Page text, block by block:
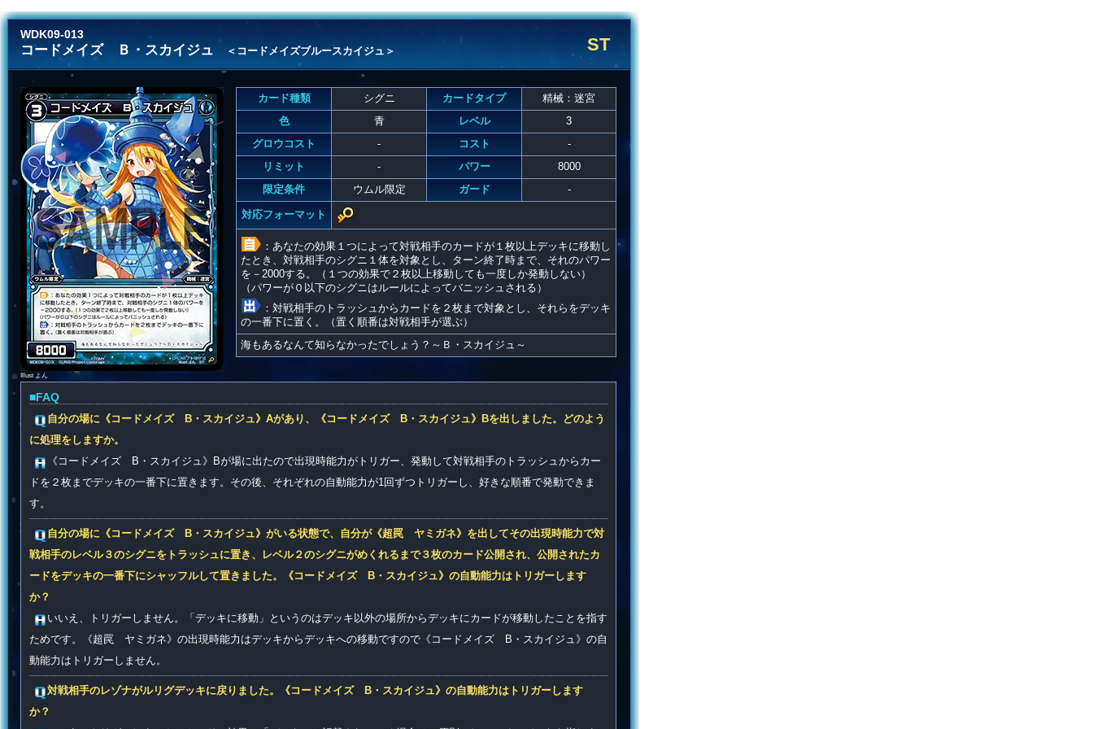
WDK09-013
コードメイズ Ｂ・スカイジュ ＜コードメイズブルースカイジュ＞ ST
Illust よん
カード種類 シグニ カードタイプ
精械：迷宮
色
青 レベル
3
グロウコスト
- コスト
-
リミット
- パワー
8000
限定条件
ウムル限定 ガード -
対応フォーマット
：あなたの効果１つによって対戦相手のカードが１枚以上デッキに移動し
たとき、対戦相手のシグニ１体を対象とし、ターン終了時まで、それのパワー
を－2000する。（１つの効果で２枚以上移動しても一度しか発動しない）
（パワーが０以下のシグニはルールによってバニッシュされる）
：対戦相手のトラッシュからカードを２枚まで対象とし、それらをデッキ
の一番下に置く。（置く順番は対戦相手が選ぶ）
海もあるなんて知らなかったでしょう？～Ｂ・スカイジュ～
■FAQ
自分の場に《コードメイズ B・スカイジュ》Aがあり、《コードメイズ B・スカイジュ》Bを出しました。どのよう
に処理をしますか。
《コードメイズ B・スカイジュ》Bが場に出たので出現時能力がトリガー、発動して対戦相手のトラッシュからカー
ドを２枚までデッキの一番下に置きます。その後、それぞれの自動能力が1回ずつトリガーし、好きな順番で発動できま
す。
自分の場に《コードメイズ B・スカイジュ》がいる状態で、自分が《超罠 ヤミガネ》を出してその出現時能力で対
戦相手のレベル３のシグニをトラッシュに置き、レベル２のシグニがめくれるまで３枚のカード公開され、公開されたカ
ードをデッキの一番下にシャッフルして置きました。《コードメイズ B・スカイジュ》の自動能力はトリガーします
か？
いいえ、トリガーしません。「デッキに移動」というのはデッキ以外の場所からデッキにカードが移動したことを指す
ためです。《超罠 ヤミガネ》の出現時能力はデッキからデッキへの移動ですので《コードメイズ B・スカイジュ》の自
動能力はトリガーしません。
対戦相手のレゾナがルリグデッキに戻りました。《コードメイズ B・スカイジュ》の自動能力はトリガーします
か？